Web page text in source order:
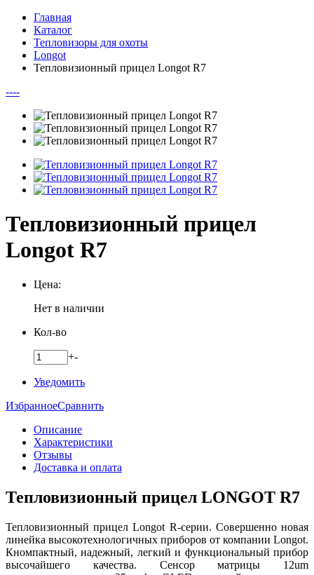
Главная
Каталог
Тепловизоры для охоты
Longot
Тепловизионный прицел Longot R7
----
Тепловизионный прицел
Longot R7
Цена:
Нет в наличии
Кол-во
+-
Уведомить
ИзбранноеСравнить
Описание
Характеристики
Отзывы
Доставка и оплата
Тепловизионный прицел LONGOT R7
Тепловизионный прицел Longot R-серии. Совершенно новая
линейка высокотехнологичных приборов от компании Longot.
Кномпактный, надежный, легкий и функциональный прибор
высочайшего качества. Сенсор матрицы 12um